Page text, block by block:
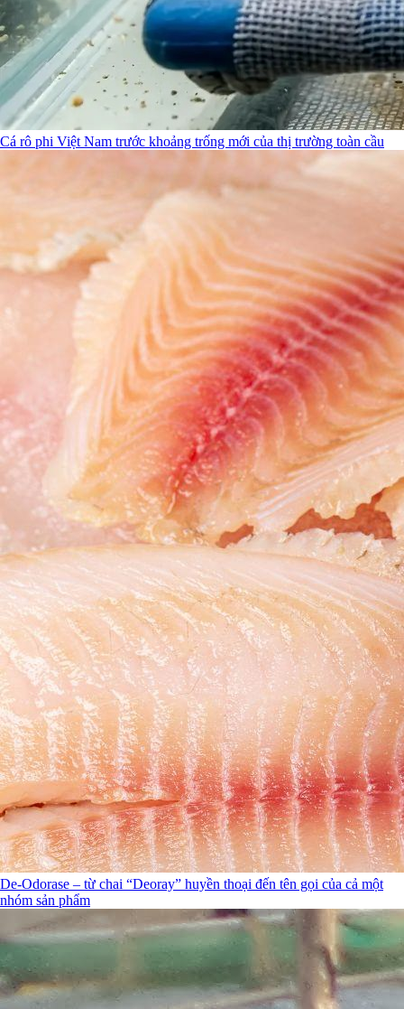
Cá rô phi Việt Nam trước khoảng trống mới của thị trường toàn cầu
De-Odorase – từ chai “Deoray” huyền thoại đến tên gọi của cả một
nhóm sản phẩm